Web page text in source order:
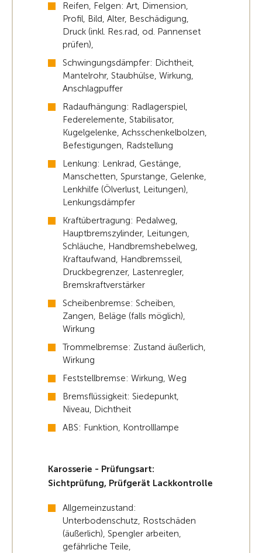
Reifen, Felgen: Art, Dimension,
Profil, Bild, Alter, Beschädigung,
Druck (inkl. Res.rad, od. Pannenset
prüfen),
Schwingungsdämpfer: Dichtheit,
Mantelrohr, Staubhülse, Wirkung,
Anschlagpuffer
Radaufhängung: Radlagerspiel,
Federelemente, Stabilisator,
Kugelgelenke, Achsschenkelbolzen,
Befestigungen, Radstellung
Lenkung: Lenkrad, Gestänge,
Manschetten, Spurstange, Gelenke,
Lenkhilfe (Ölverlust, Leitungen),
Lenkungsdämpfer
Kraftübertragung: Pedalweg,
Hauptbremszylinder, Leitungen,
Schläuche, Handbremshebelweg,
Kraftaufwand, Handbremsseil,
Druckbegrenzer, Lastenregler,
Bremskraftverstärker
Scheibenbremse: Scheiben,
Zangen, Beläge (falls möglich),
Wirkung
Trommelbremse: Zustand äußerlich,
Wirkung
Feststellbremse: Wirkung, Weg
Bremsflüssigkeit: Siedepunkt,
Niveau, Dichtheit
ABS: Funktion, Kontrolllampe
Karosserie - Prüfungsart:
Sichtprüfung, Prüfgerät Lackkontrolle
Allgemeinzustand:
Unterbodenschutz, Rostschäden
(äußerlich), Spengler arbeiten,
gefährliche Teile,